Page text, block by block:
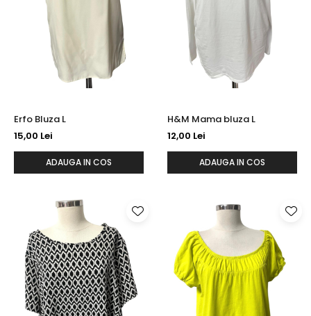
Erfo Bluza L
15,00 Lei
ADAUGA IN COS
H&M Mama bluza L
12,00 Lei
ADAUGA IN COS